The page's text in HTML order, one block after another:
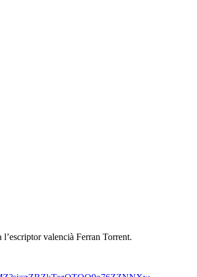
valencià Ferran Torrent.